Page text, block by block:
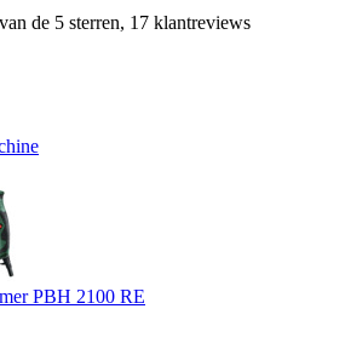
de 5 sterren, 17 klantreviews
PBH 2100 RE